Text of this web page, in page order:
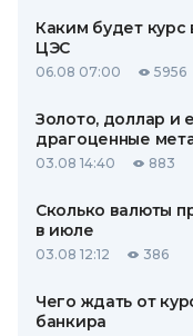
Каким будет
ЦЭС
06.08 07:00 5956
Золото, доллар и
драгоценные
03.08 14:40 883
Сколько валюты
в июле
03.08 12:12 386
Чего ждать от
банкира